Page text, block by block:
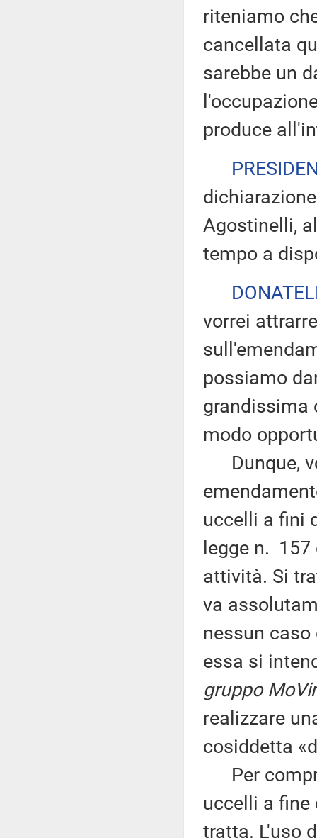
riteniamo
cancellata
sarebbe un
produce
Agostinelli,
tempo a
vorrei
possiamo
grandissima
modo
Dunque,
uccelli a fini
legge n.
attività. Si
va
nessun
essa si
gruppo
realizzare
cosiddetta
Per
uccelli a fine
tratta. L'uso